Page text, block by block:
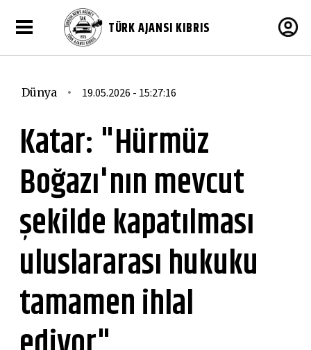
TÜRK AJANSI KIBRIS
Dünya 19.05.2026 - 15:27:16
Katar: "Hürmüz
Boğazı'nın mevcut
şekilde kapatılması
uluslararası hukuku
tamamen ihlal